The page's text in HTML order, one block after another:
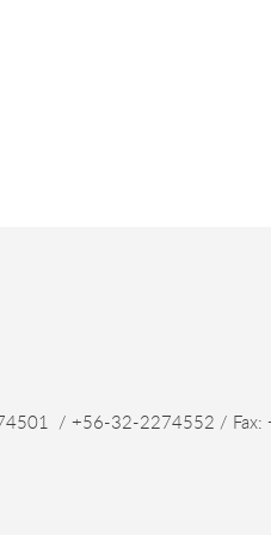
/ +56-32-2274552 / Fax: